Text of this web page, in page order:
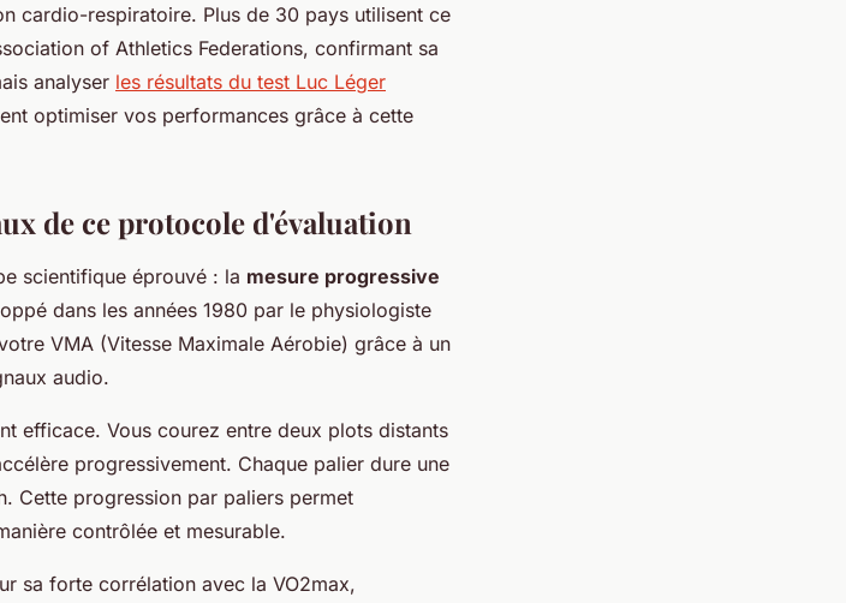
cardio-respiratoire. Plus de 30 pays utilisent ce
of Athletics Federations, confirmant sa
analyser les résultats du test Luc Léger
optimiser vos performances grâce à cette
de ce protocole d'évaluation
scientifique éprouvé : la mesure progressive
dans les années 1980 par le physiologiste
VMA (Vitesse Maximale Aérobie) grâce à un
audio.
efficace. Vous courez entre deux plots distants
progressivement. Chaque palier dure une
Cette progression par paliers permet
contrôlée et mesurable.
sa forte corrélation avec la VO2max,